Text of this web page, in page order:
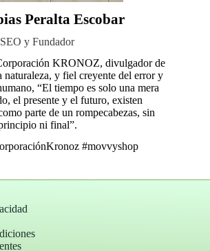
Peralta Escobar
SEO y Fundador
KRONOZ, divulgador de
naturaleza, y fiel creyente del error y
“El tiempo es solo una mera
el presente y el futuro, existen
parte de un rompecabezas, sin
ni final”.
#movvyshop